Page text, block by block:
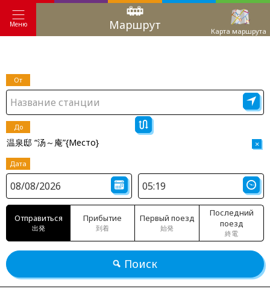
Меню Маршрут Карта маршрута
От
До
温泉邸 “汤～庵”{Место} ×
Дата
Отправиться
出発
Прибытие
到着
Первый поезд
始発
Последний
поезд
終電
Поиск